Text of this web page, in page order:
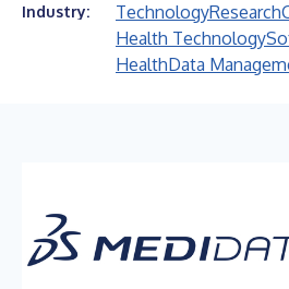
Industry: TechnologyResearch
Health Technology
HealthData